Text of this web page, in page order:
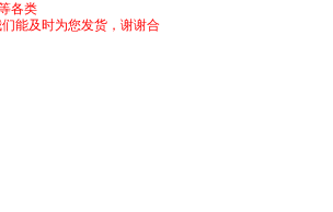
也可用发邮件或打电话等各类
能及时为您发货，谢谢合